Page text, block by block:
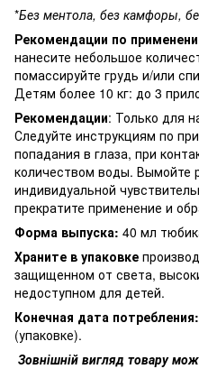
*Без ментола, без камфоры,
Рекомендации по
нанесите небольшое
помассируйте грудь и/или
Детям более 10 кг: до 3
Рекомендации: Только для
Следуйте инструкциям по
попадания в глаза, при
количеством воды. Вымойте
индивидуальной
прекратите применение и
Форма выпуска: 40 мл
Храните в упаковке
защищенном от света,
недоступном для детей.
Конечная дата потребления:
(упаковке).
Зовнішній вигляд товару